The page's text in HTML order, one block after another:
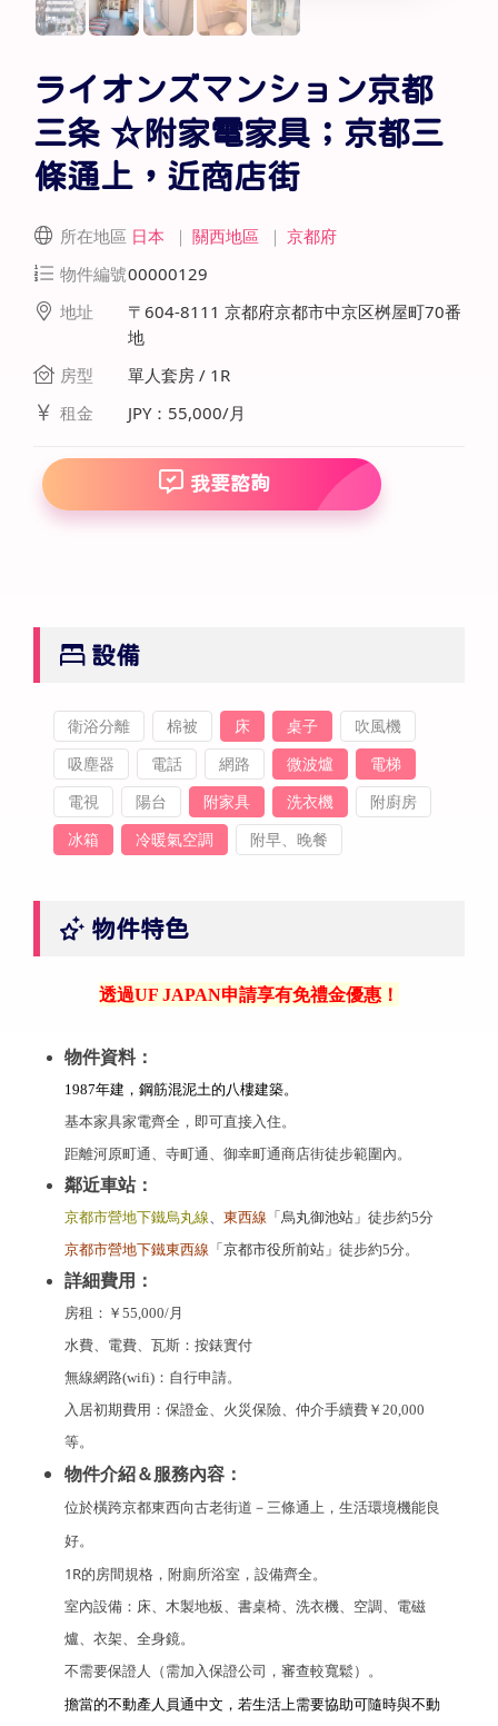
ライオンズマンション京都
三条 ☆附家電家具；京都三
條通上，近商店街
所在地區 日本 ｜ 關西地區 ｜ 京都府
物件編號00000129
地址
〒604-8111 京都府京都市中京区桝屋町70番
地
房型
單人套房 / 1R
租金
JPY：55,000/月
我要諮詢
設備
衛浴分離 棉被 床 桌子
吹風機
吸塵器
電話 網路 微波爐
電梯
電視
陽台 附家具 洗衣機
附廚房
冰箱
冷暖氣空調 附早、晚餐
物件特色
透過UF JAPAN申請享有免禮金優惠！
物件資料：
1987年建，鋼筋混泥土的八樓建築。
基本家具家電齊全，即可直接入住。
距離河原町通、寺町通、御幸町通商店街徒步範圍內。
鄰近車站：
京都市營地下鐵烏丸線、東西線 「烏丸御池站」徒步約5分
京都市營地下鐵東西線 「京都市役所前站」徒步約5分。
詳細費用：
房租：￥55,000/月
水費、電費、瓦斯：按錶實付
無線網路(wifi)：自行申請。
入居初期費用：保證金、火災保險、仲介手續費￥20,000
等。
物件介紹＆服務內容：
位於橫跨京都東西向古老街道－三條通上，生活環境機能良
好。
1R的房間規格，附廁所浴室，設備齊全。
室內設備：床、木製地板、書桌椅、洗衣機、空調、電磁
爐、衣架、全身鏡。
不需要保證人（需加入保證公司，審查較寬鬆）。
擔當的不動產人員通中文，若生活上需要協助可隨時與不動